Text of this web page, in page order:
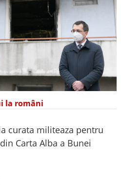
la români
curata militeaza pentru
Carta Alba a Bunei